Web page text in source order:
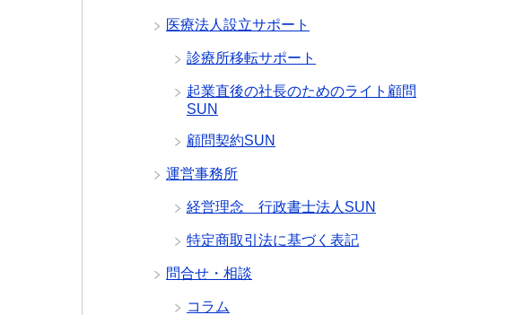
医療法人設立サポート
診療所移転サポート
起業直後の社長のためのライト顧問
SUN
顧問契約SUN
運営事務所
経営理念 行政書士法人SUN
特定商取引法に基づく表記
問合せ・相談
コラム